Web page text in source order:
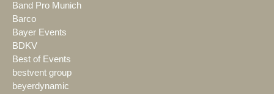
Band Pro Munich
Barco
Bayer Events
BDKV
Best of Events
bestvent group
beyerdynamic